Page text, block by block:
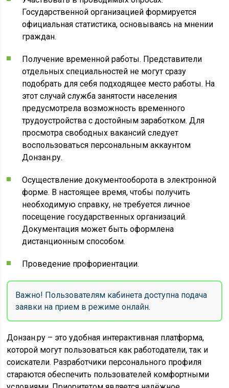
Государственной организацией формируется
официальная статистика, основываясь на мнении
граждан.
Получение временной работы. Представители
отдельных специальностей не могут сразу
подобрать для себя подходящее место работы. На
этот случай служба занятости населения
предусмотрела возможность временного
трудоустройства с достойным заработком. Для
просмотра свободных вакансий следует
воспользоваться персональным аккаунтом
Донзан.ру.
Осуществление документооборота в электронной
форме. В настоящее время, чтобы получить
необходимую справку, не требуется личное
посещение государственных организаций.
Документация может быть оформлена
дистанционным способом.
Проведение профориентации.
Важно! Пользователям кабинета доступна подача
заявки на прием в режиме онлайн.
Донзан.ру – это удобная интерактивная платформа,
которой могут пользоваться как работодатели, так и
соискатели. Разработчики персонального профиля
стараются обеспечить пользователей комфортными